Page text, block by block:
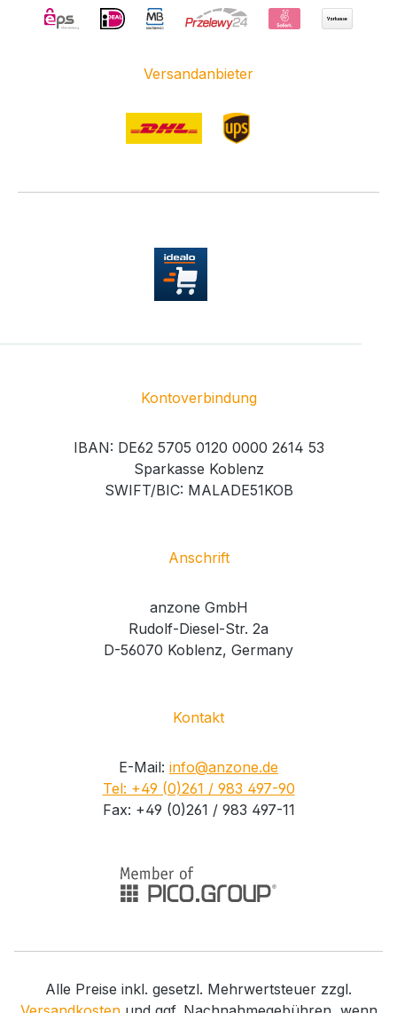
Versandanbieter
Kontoverbindung
IBAN: DE62 5705 0120 0000 2614 53
Sparkasse Koblenz
SWIFT/BIC: MALADE51KOB
Anschrift
anzone GmbH
Rudolf-Diesel-Str. 2a
D-56070 Koblenz, Germany
Kontakt
E-Mail: info@anzone.de
Tel: +49 (0)261 / 983 497-90
Fax: +49 (0)261 / 983 497-11
Alle Preise inkl. gesetzl. Mehrwertsteuer zzgl.